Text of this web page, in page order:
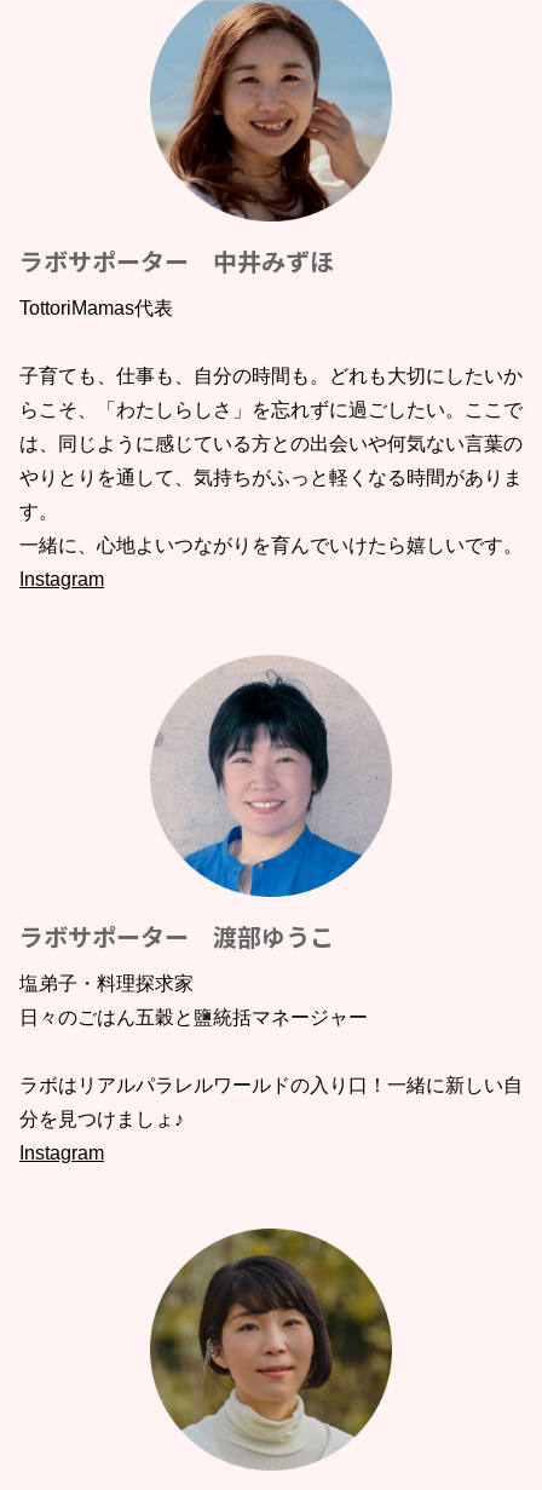
ラボサポーター 中井みずほ
TottoriMamas代表
子育ても、仕事も、自分の時間も。どれも大切にしたいか
らこそ、「わたしらしさ」を忘れずに過ごしたい。ここで
は、同じように感じている方との出会いや何気ない言葉の
やりとりを通して、気持ちがふっと軽くなる時間がありま
す。
一緒に、心地よいつながりを育んでいけたら嬉しいです。
Instagram
ラボサポーター 渡部ゆうこ
塩弟子・料理探求家
日々のごはん五穀と鹽統括マネージャー
ラボはリアルパラレルワールドの入り口！一緒に新しい自
分を見つけましょ♪
Instagram